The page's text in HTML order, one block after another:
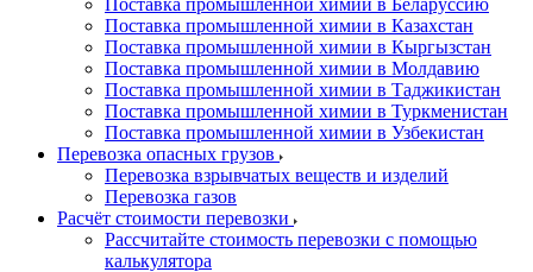
Поставка промышленной химии в Беларуссию
Поставка промышленной химии в Казахстан
Поставка промышленной химии в Кыргызстан
Поставка промышленной химии в Молдавию
Поставка промышленной химии в Таджикистан
Поставка промышленной химии в Туркменистан
Поставка промышленной химии в Узбекистан
Перевозка опасных грузов
Перевозка взрывчатых веществ и изделий
Перевозка газов
Расчёт стоимости перевозки
Рассчитайте стоимость перевозки с помощью
калькулятора